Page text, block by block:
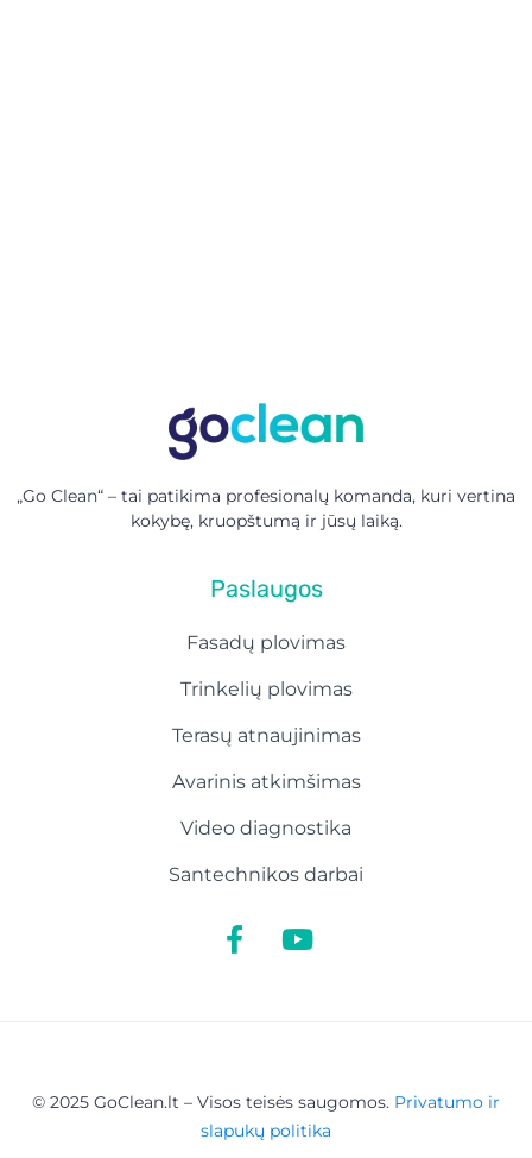
„Go Clean“ – tai patikima profesionalų komanda, kuri vertina
kokybę, kruopštumą ir jūsų laiką.
Paslaugos
Fasadų plovimas
Trinkelių plovimas
Terasų atnaujinimas
Avarinis atkimšimas
Video diagnostika
Santechnikos darbai
© 2025 GoClean.lt – Visos teisės saugomos. Privatumo ir
slapukų politika